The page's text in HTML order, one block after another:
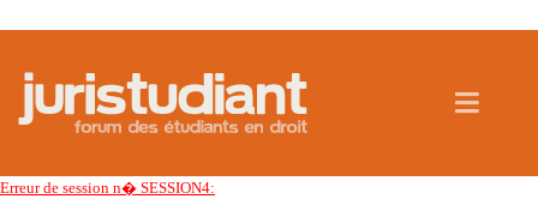
Erreur de session n� SESSION4: